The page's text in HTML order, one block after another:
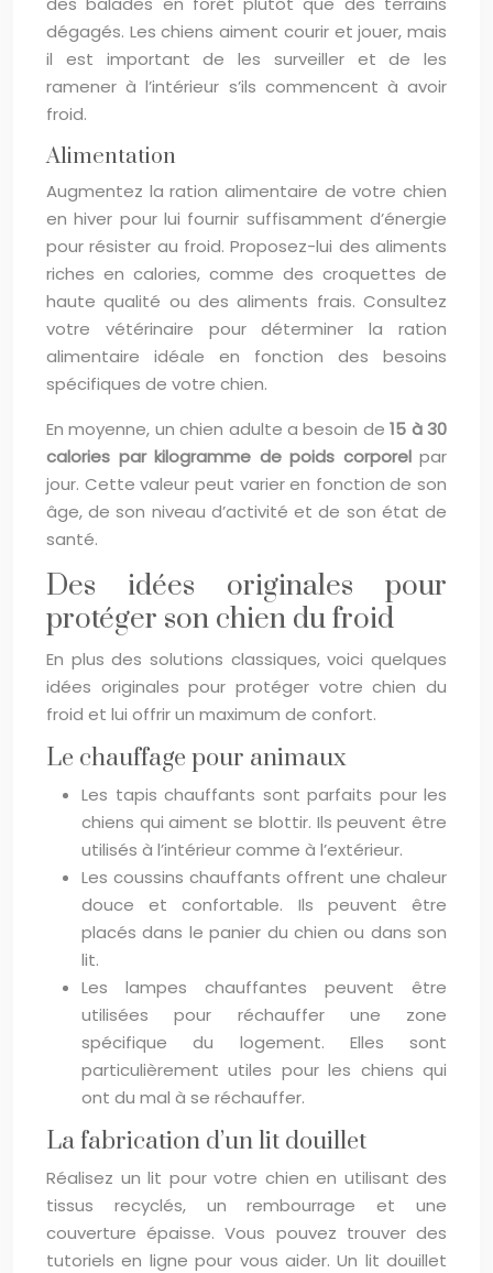
dégagés. Les chiens aiment courir et jouer, mais
il est important de les surveiller et de les
ramener à l’intérieur s’ils commencent à avoir
froid.
Alimentation
Augmentez la ration alimentaire de votre chien
en hiver pour lui fournir suffisamment d’énergie
pour résister au froid. Proposez-lui des aliments
riches en calories, comme des croquettes de
haute qualité ou des aliments frais. Consultez
votre vétérinaire pour déterminer la ration
alimentaire idéale en fonction des besoins
spécifiques de votre chien.
En moyenne, un chien adulte a besoin de15 à 30
calories par kilogramme de poids corporel par
jour. Cette valeur peut varier en fonction de son
âge, de son niveau d’activité et de son état de
santé.
Des idées originales pour
protéger son chien du froid
En plus des solutions classiques, voici quelques
idées originales pour protéger votre chien du
froid et lui offrir un maximum de confort.
Le chauffage pour animaux
Les tapis chauffants sont parfaits pour les
chiens qui aiment se blottir. Ils peuvent être
utilisés à l’intérieur comme à l’extérieur.
Les coussins chauffants offrent une chaleur
douce et confortable. Ils peuvent être
placés dans le panier du chien ou dans son
lit.
Les lampes chauffantes peuvent être
utilisées pour réchauffer une zone
spécifique du logement. Elles sont
particulièrement utiles pour les chiens qui
ont du mal à se réchauffer.
La fabrication d’un lit douillet
Réalisez un lit pour votre chien en utilisant des
tissus recyclés, un rembourrage et une
couverture épaisse. Vous pouvez trouver des
tutoriels en ligne pour vous aider. Un lit douillet